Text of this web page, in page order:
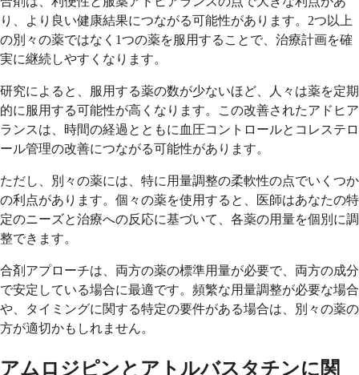
り、より良い健康結果につながる可能性があります。2つ以上
の別々の薬ではなく1つの薬を服用することで、治療計画を確
実に継続しやすくなります。
研究によると、服用する薬の数が少ないほど、人々は薬を定期
的に服用する可能性が高くなります。この改善されたアドヒア
ランスは、時間の経過とともに血圧コントロールとコレステロ
ール管理の改善につながる可能性があります。
ただし、別々の薬には、特に用量調整の柔軟性の点でいくつか
の利点があります。個々の薬を使用すると、医師はあなたの特
定のニーズと治療への反応に基づいて、各薬の用量を個別に調
整できます。
合剤アプローチは、両方の薬の標準用量が必要で、両方の成分
で安定している場合に最適です。頻繁な用量調整が必要な場合
や、タイミングに関する特定の要件がある場合は、別々の薬の
方が適切かもしれません。
アムロジピンとアトルバスタチンに関